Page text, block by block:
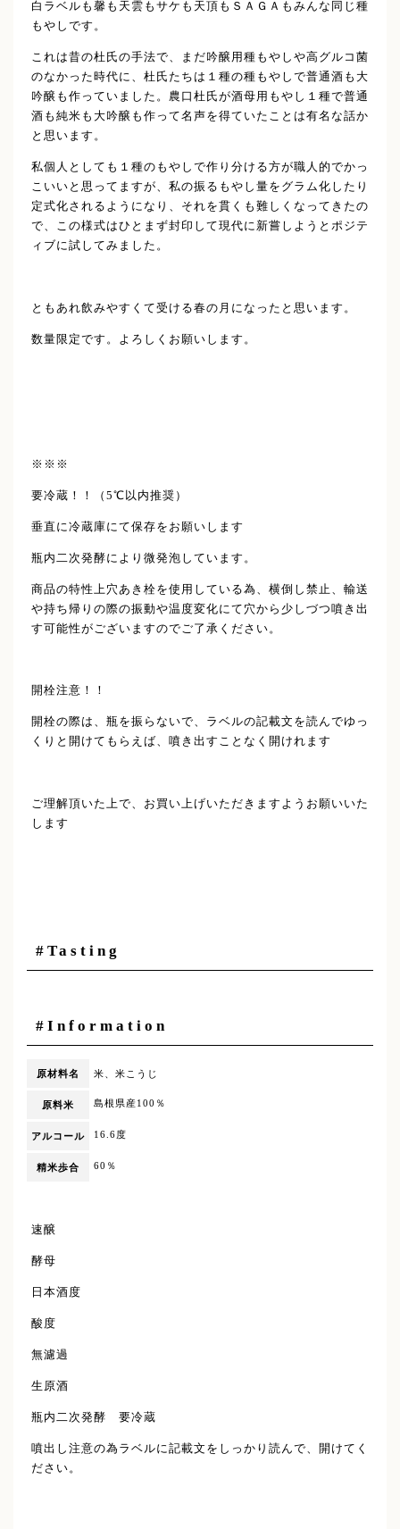
白ラベルも馨も天雲もサケも天頂もＳＡＧＡもみんな同じ種
もやしです。
これは昔の杜氏の手法で、まだ吟醸用種もやしや高グルコ菌
のなかった時代に、杜氏たちは１種の種もやしで普通酒も大
吟醸も作っていました。農口杜氏が酒母用もやし１種で普通
酒も純米も大吟醸も作って名声を得ていたことは有名な話か
と思います。
私個人としても１種のもやしで作り分ける方が職人的でかっ
こいいと思ってますが、私の振るもやし量をグラム化したり
定式化されるようになり、それを貫くも難しくなってきたの
で、この様式はひとまず封印して現代に新嘗しようとポジテ
ィブに試してみました。
ともあれ飲みやすくて受ける春の月になったと思います。
数量限定です。よろしくお願いします。
※※※
要冷蔵！！（5℃以内推奨）
垂直に冷蔵庫にて保存をお願いします
瓶内二次発酵により微発泡しています。
商品の特性上穴あき栓を使用している為、横倒し禁止、輸送
や持ち帰りの際の振動や温度変化にて穴から少しづつ噴き出
す可能性がございますのでご了承ください。
開栓注意！！
開栓の際は、瓶を振らないで、ラベルの記載文を読んでゆっ
くりと開けてもらえば、噴き出すことなく開けれます
ご理解頂いた上で、お買い上げいただきますようお願いいた
します
#Tasting
#Information
原材料名 米、米こうじ
原料米 島根県産100％
アルコール 16.6度
精米歩合 60％
速醸
酵母
日本酒度
酸度
無濾過
生原酒
瓶内二次発酵 要冷蔵
噴出し注意の為ラベルに記載文をしっかり読んで、開けてく
ださい。